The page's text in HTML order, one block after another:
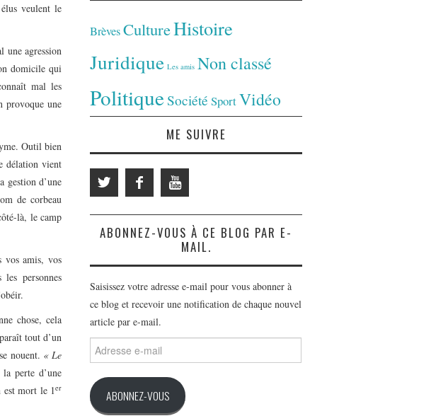
veulent le
agression
domicile qui
mal les
provoque une
Outil bien
délation vient
gestion d’une
de corbeau
là, le camp
vos amis, vos
personnes
chose, cela
tout d’un
nouent. « Le
perte d’une
est mort le 1er
BrèvesCultureHistoire
Juridique Les amis Non classé
PolitiqueSociété SportVidéo
ME SUIVRE
ABONNEZ-VOUS À CE BLOG PAR E-
MAIL.
Saisissez votre adresse e-mail pour vous abonner à
ce blog et recevoir une notification de chaque nouvel
article par e-mail.
Adresse
e-
ABONNEZ-VOUS